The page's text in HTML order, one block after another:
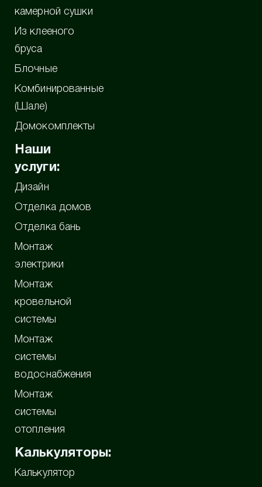
камерной сушки
Из клееного
бруса
Блочные
Комбинированные
(Шале)
Домокомплекты
Наши
услуги:
Дизайн
Отделка домов
Отделка бань
Монтаж
электрики
Монтаж
кровельной
системы
Монтаж
системы
водоснабжения
Монтаж
системы
отопления
Калькуляторы:
Калькулятор